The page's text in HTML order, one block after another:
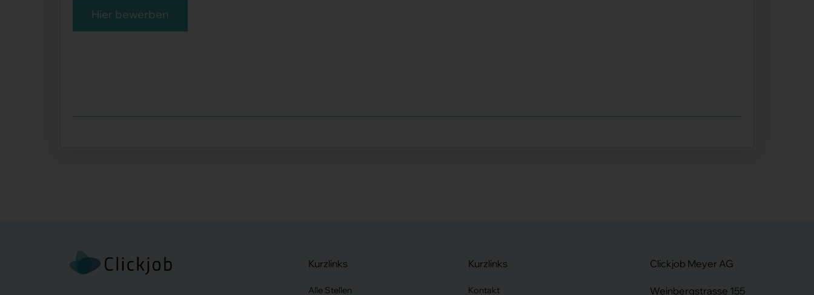
Hier bewerben
Kurzlinks
Alle Stellen
Kurzlinks
Kontakt
Clickjob Meyer AG
Weinbergstrasse 155